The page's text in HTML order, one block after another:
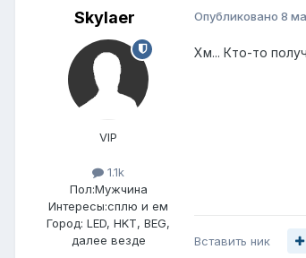
Skylaer
VIP
1.1k
Пол:Мужчина
Интересы:сплю и ем
Город: LED, HKT, BEG,
далее везде
Опубликовано 8
Хм... Кто-то
Вставить ник